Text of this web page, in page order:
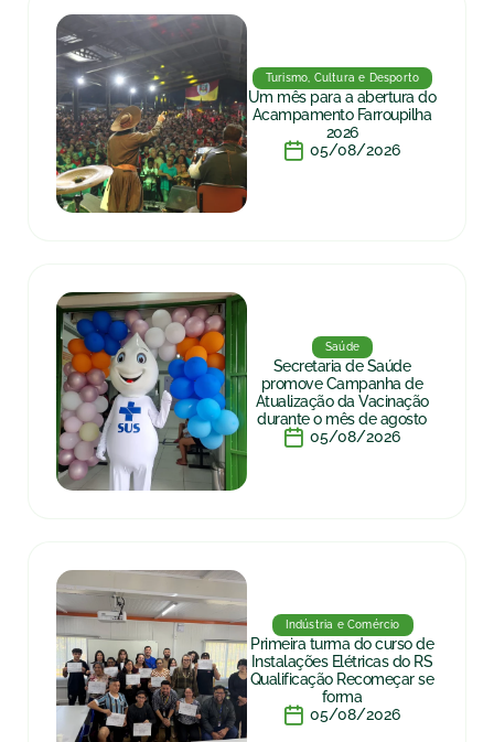
Turismo, Cultura e Desporto
Um mês para a abertura do
Acampamento Farroupilha
2026
05/08/2026
Saúde
Secretaria de Saúde
promove Campanha de
Atualização da Vacinação
durante o mês de agosto
05/08/2026
Indústria e Comércio
Primeira turma do curso de
Instalações Elétricas do RS
Qualificação Recomeçar se
forma
05/08/2026